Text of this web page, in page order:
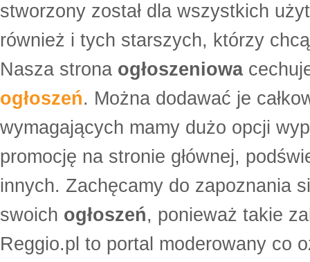
stworzony został dla wszystkich
również i tych starszych, którzy
Nasza strona ogłoszeniowa
ogłoszeń. Można dodawać je
wymagających mamy dużo opcji
promocję na stronie głównej,
innych. Zachęcamy do zapoznania
swoich ogłoszeń, ponieważ takie
Reggio.pl to portal moderowany co